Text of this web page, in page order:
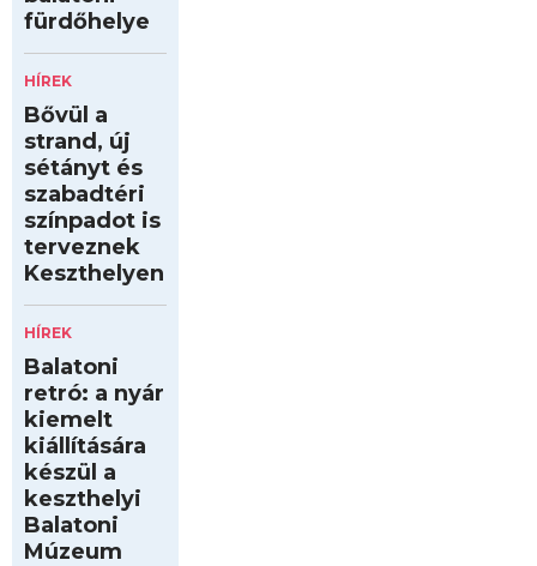
fürdőhelye
HÍREK
Bővül a
strand, új
sétányt és
szabadtéri
színpadot is
terveznek
Keszthelyen
HÍREK
Balatoni
retró: a nyár
kiemelt
kiállítására
készül a
keszthelyi
Balatoni
Múzeum